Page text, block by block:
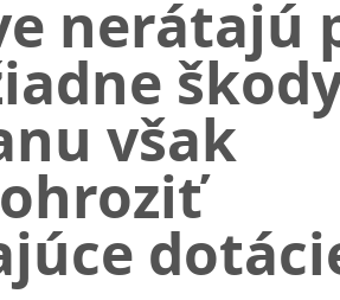
nerátajú
však